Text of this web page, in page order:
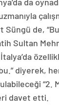
de,
Sultan
diyerek,
“2.
davet etti.